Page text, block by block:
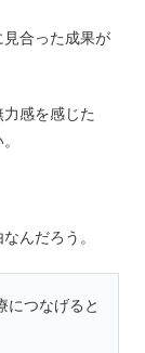
合った成果が
感を感じた
んだろう。
につなげると